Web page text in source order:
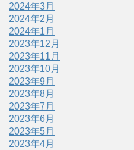
2024年3月
2024年2月
2024年1月
2023年12月
2023年11月
2023年10月
2023年9月
2023年8月
2023年7月
2023年6月
2023年5月
2023年4月